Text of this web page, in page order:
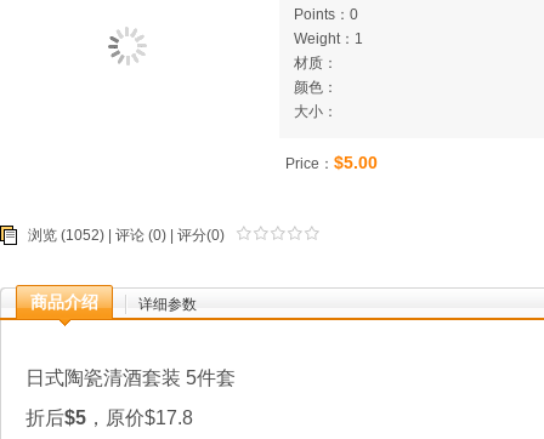
Points：0
Weight：1
材质：
颜色：
大小：
Price： $5.00
浏览 (1052) | 评论 (0) | 评分(0)
商品介绍 详细参数
日式陶瓷清酒套装 5件套
折后$5 ，原价$17.8